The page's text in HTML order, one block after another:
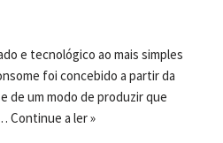
e tecnológico ao mais simples
foi concebido a partir da
de um modo de produzir que
Continue a ler »